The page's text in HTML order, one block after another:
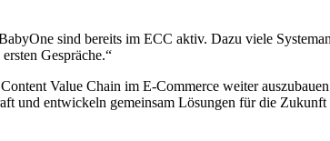
sind bereits im ECC aktiv. Dazu viele
Gespräche.“
Value Chain im E-Commerce weiter
und entwickeln gemeinsam Lösungen für die Zukunft